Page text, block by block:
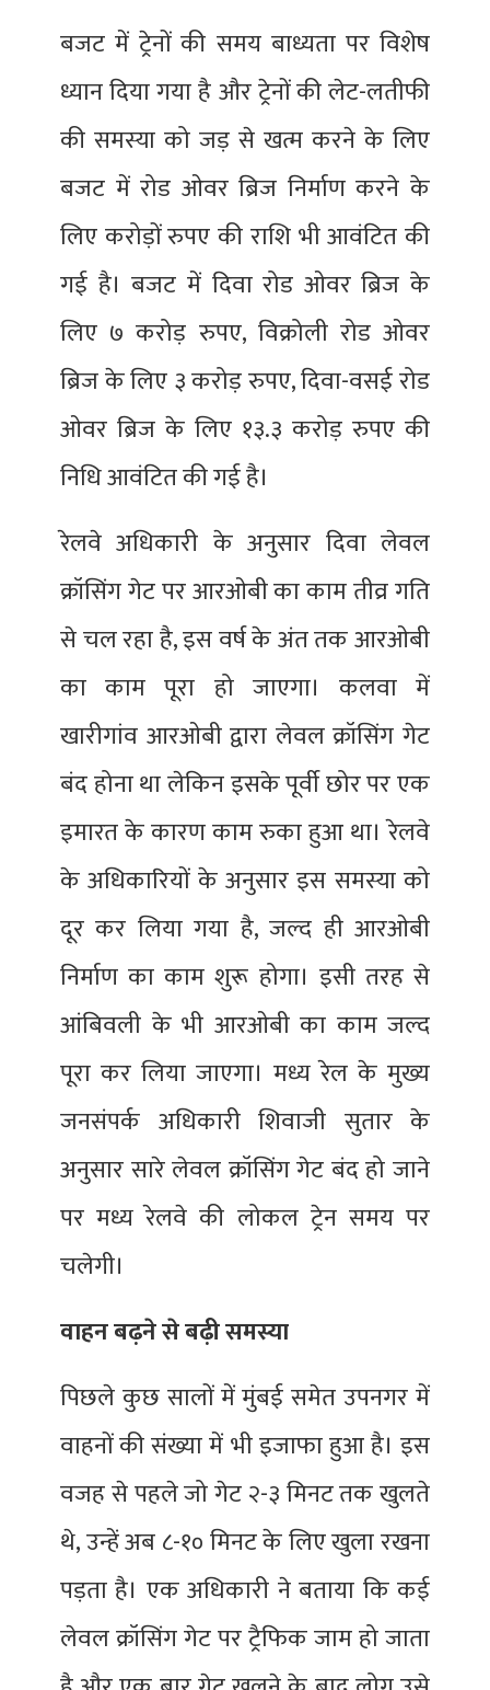
बजट में ट्रेनों की समय बाध्यता पर विशेष
ध्यान दिया गया है और ट्रेनों की लेट-लतीफी
की समस्या को जड़ से खत्म करने के लिए
बजट में रोड ओवर ब्रिज निर्माण करने के
लिए करोड़ों रुपए की राशि भी आवंटित की
गई है। बजट में दिवा रोड ओवर ब्रिज के
लिए ७ करोड़ रुपए, विक्रोली रोड ओवर
ब्रिज के लिए ३ करोड़ रुपए, दिवा-वसई रोड
ओवर ब्रिज के लिए १३.३ करोड़ रुपए की
निधि आवंटित की गई है।
रेलवे अधिकारी के अनुसार दिवा लेवल
क्रॉसिंग गेट पर आरओबी का काम तीव्र गति
से चल रहा है, इस वर्ष के अंत तक आरओबी
का काम पूरा हो जाएगा। कलवा में
खारीगांव आरओबी द्वारा लेवल क्रॉसिंग गेट
बंद होना था लेकिन इसके पूर्वी छोर पर एक
इमारत के कारण काम रुका हुआ था। रेलवे
के अधिकारियों के अनुसार इस समस्या को
दूर कर लिया गया है, जल्द ही आरओबी
निर्माण का काम शुरू होगा। इसी तरह से
आंबिवली के भी आरओबी का काम जल्द
पूरा कर लिया जाएगा। मध्य रेल के मुख्य
जनसंपर्क अधिकारी शिवाजी सुतार के
अनुसार सारे लेवल क्रॉसिंग गेट बंद हो जाने
पर मध्य रेलवे की लोकल ट्रेन समय पर
चलेगी।
वाहन बढ़ने से बढ़ी समस्या
पिछले कुछ सालों में मुंबई समेत उपनगर में
वाहनों की संख्या में भी इजाफा हुआ है। इस
वजह से पहले जो गेट २-३ मिनट तक खुलते
थे, उन्हें अब ८-१० मिनट के लिए खुला रखना
पड़ता है। एक अधिकारी ने बताया कि कई
लेवल क्रॉसिंग गेट पर ट्रैफिक जाम हो जाता